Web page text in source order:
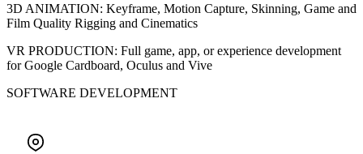
3D ANIMATION: Keyframe, Motion Capture, Skinning, Game and
Film Quality Rigging and Cinematics
VR PRODUCTION: Full game, app, or experience development
for Google Cardboard, Oculus and Vive
SOFTWARE DEVELOPMENT